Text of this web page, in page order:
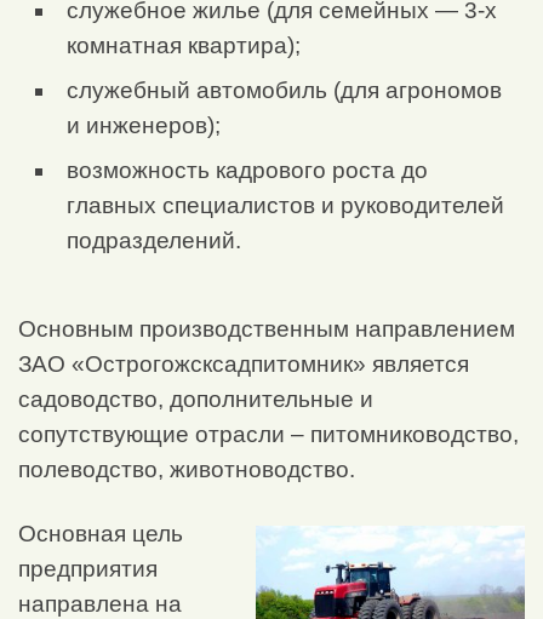
служебное жилье (для семейных — 3-х
комнатная квартира);
служебный автомобиль (для агрономов
и инженеров);
возможность кадрового роста до
главных специалистов и руководителей
подразделений.
Основным производственным направлением
ЗАО «Острогожсксадпитомник» является
садоводство, дополнительные и
сопутствующие отрасли – питомниководство,
полеводство, животноводство.
Основная цель
предприятия
направлена на